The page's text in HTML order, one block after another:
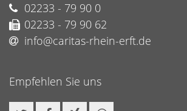
02233 - 79 90 0
02233 - 79 90 62
info@caritas-rhein-erft.de
Empfehlen Sie uns